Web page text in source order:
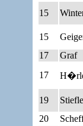
15
15
17
Graf
17
19
20